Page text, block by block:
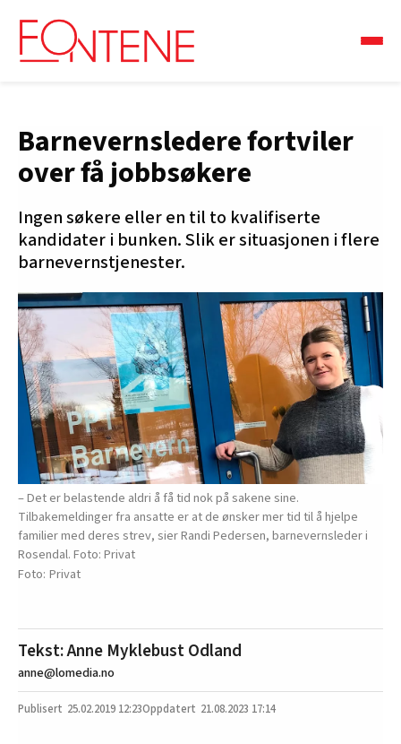
Barnevernsledere fortviler
over få jobbsøkere
Ingen søkere eller en til to kvalifiserte
kandidater i bunken. Slik er situasjonen i flere
barnevernstjenester.
– Det er belastende aldri å få tid nok på sakene sine.
Tilbakemeldinger fra ansatte er at de ønsker mer tid til å hjelpe
familier med deres strev, sier Randi Pedersen, barnevernsleder i
Rosendal. Foto: Privat
Privat
Tekst: Anne Myklebust Odland
anne@lomedia.no
25.02.2019 12:23 21.08.2023 17:14